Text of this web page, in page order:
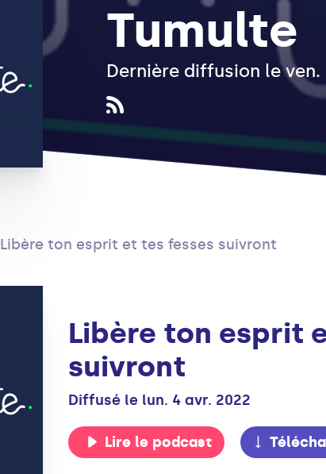
Tumulte
Dernière diffusion le
Libère ton esprit et tes fesses suivront
Libère ton esprit
suivront
Diffusé le lun. 4 avr. 2022
Lire le podcast